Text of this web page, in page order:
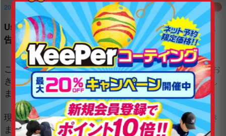
2013.6.12 お知らせ
Usappyへの不正ログインによるなりすまし被害のご報
告およびパスワード変更のお願い
この度、株式会社宇佐美鉱油が運営する「Usappy」にお
きまして、なりすましによる不正ログインが発生いたし
ました。
現在時点で判明している不正ログインの被害概要につき
まして、下記のとおりご報告申し上げます。